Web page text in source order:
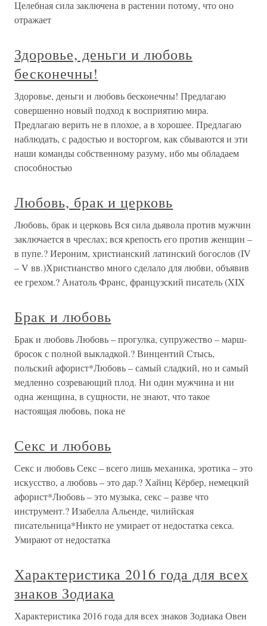
Целебная сила заключена в растении потому, что оно
отражает
Здоровье, деньги и любовь
бесконечны!
Здоровье, деньги и любовь бесконечны! Предлагаю
совершенно новый подход к восприятию мира.
Предлагаю верить не в плохое, а в хорошее. Предлагаю
наблюдать, с радостью и восторгом, как сбываются и эти
наши команды собственному разуму, ибо мы обладаем
способностью
Любовь, брак и церковь
Любовь, брак и церковь Вся сила дьявола против мужчин
заключается в чреслах; вся крепость его против женщин –
в пупе.? Иероним, христианский латинский богослов (IV
– V вв.)Христианство много сделало для любви, объявив
ее грехом.? Анатоль Франс, французский писатель (XIX
Брак и любовь
Брак и любовь Любовь – прогулка, супружество – марш-
бросок с полной выкладкой.? Винцентий Стысь,
польский афорист*Любовь – самый сладкий, но и самый
медленно созревающий плод. Ни один мужчина и ни
одна женщина, в сущности, не знают, что такое
настоящая любовь, пока не
Секс и любовь
Секс и любовь Секс – всего лишь механика, эротика – это
искусство, а любовь – это дар.? Хайнц Кёрбер, немецкий
афорист*Любовь – это музыка, секс – разве что
инструмент.? Изабелла Альенде, чилийская
писательница*Никто не умирает от недостатка секса.
Умирают от недостатка
Характеристика 2016 года для всех
знаков Зодиака
Характеристика 2016 года для всех знаков Зодиака Овен